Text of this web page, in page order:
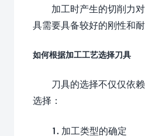
加工时产生的切削力
具需要具备较好的刚性和
如何根据加工工艺选择刀具
刀具的选择不仅仅依
选择：
1. 加工类型的确定